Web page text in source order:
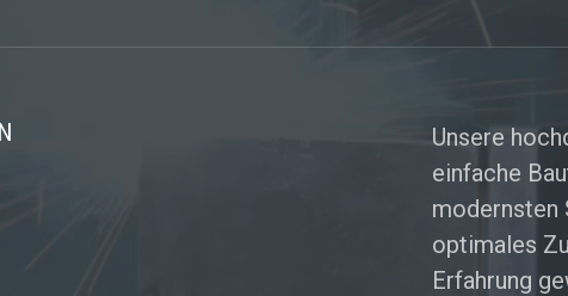
Unsere
einfache
modernsten
optimales
Erfahrung